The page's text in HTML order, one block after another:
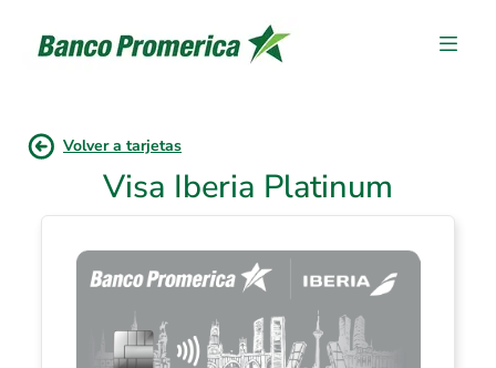
Volver a tarjetas
Visa Iberia Platinum